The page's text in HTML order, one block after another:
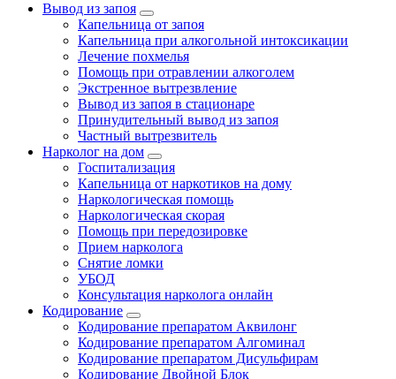
Вывод из запоя
Капельница от запоя
Капельница при алкогольной интоксикации
Лечение похмелья
Помощь при отравлении алкоголем
Экстренное вытрезвление
Вывод из запоя в стационаре
Принудительный вывод из запоя
Частный вытрезвитель
Нарколог на дом
Госпитализация
Капельница от наркотиков на дому
Наркологическая помощь
Наркологическая скорая
Помощь при передозировке
Прием нарколога
Снятие ломки
УБОД
Консультация нарколога онлайн
Кодирование
Кодирование препаратом Аквилонг
Кодирование препаратом Алгоминал
Кодирование препаратом Дисульфирам
Кодирование Двойной Блок